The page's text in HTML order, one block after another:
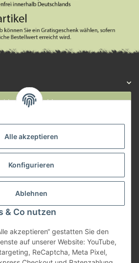
Alle akzeptieren
Konfigurieren
Ablehnen
& Co nutzen
akzeptieren“ gestatten Sie den
auf unserer Website: YouTube,
ReCaptcha, Meta Pixel,
anmelden